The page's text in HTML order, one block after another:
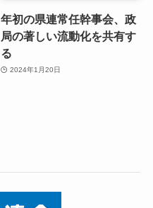
年初の県連常任幹事会、政
局の著しい流動化を共有す
る
2024年1月20日